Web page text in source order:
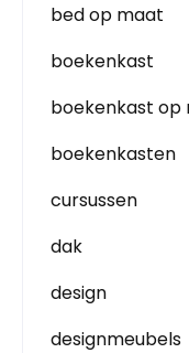
bed op maat
boekenkast
boekenkast op
boekenkasten
cursussen
dak
design
designmeubels